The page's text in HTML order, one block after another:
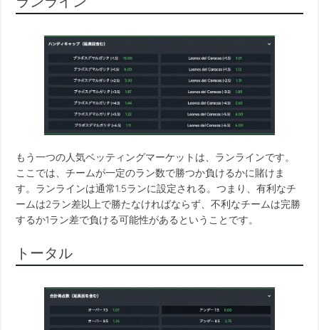
もう一つの人気ベッティングマーケットは、ランラインです。
ここでは、チームが一定のラン数で勝つか負けるかに賭けま
す。ランラインは通常1.5ランに設定される。つまり、有利なチ
ームは2ラン差以上で勝たなければならず、不利なチームは完勝
するか1ラン差で負ける可能性があるということです。
トータル